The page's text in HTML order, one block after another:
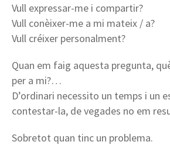
Vull expressar-me i compartir?
Vull conèixer-me a mi mateix / a?
Vull créixer personalment?
Quan em faig aquesta pregunta,
per a mi?…
D’ordinari necessito un temps i un
contestar-la, de vegades no em
Sobretot quan tinc un problema.